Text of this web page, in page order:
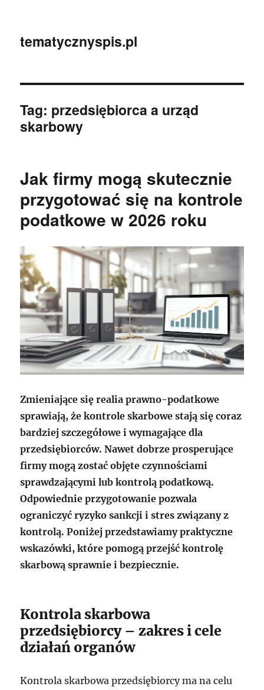
tematycznyspis.pl
Tag: przedsiębiorca a urząd
skarbowy
Jak firmy mogą skutecznie
przygotować się na kontrole
podatkowe w 2026 roku
Zmieniające się realia prawno-podatkowe
sprawiają, że kontrole skarbowe stają się coraz
bardziej szczegółowe i wymagające dla
przedsiębiorców. Nawet dobrze prosperujące
firmy mogą zostać objęte czynnościami
sprawdzającymi lub kontrolą podatkową.
Odpowiednie przygotowanie pozwala
ograniczyć ryzyko sankcji i stres związany z
kontrolą. Poniżej przedstawiamy praktyczne
wskazówki, które pomogą przejść kontrolę
skarbową sprawnie i bezpiecznie.
Kontrola skarbowa
przedsiębiorcy – zakres i cele
działań organów
Kontrola skarbowa przedsiębiorcy ma na celu